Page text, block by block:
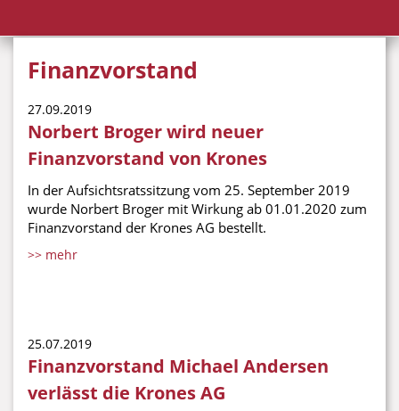
Finanzvorstand
27.09.2019
Norbert Broger wird neuer
Finanzvorstand von Krones
In der Aufsichtsratssitzung vom 25. September 2019
wurde Norbert Broger mit Wirkung ab 01.01.2020 zum
Finanzvorstand der Krones AG bestellt.
>> mehr
25.07.2019
Finanzvorstand Michael Andersen
verlässt die Krones AG